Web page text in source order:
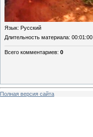
Язык: Русский
Длительность материала: 00:01:00
Всего комментариев: 0
Полная версия сайта